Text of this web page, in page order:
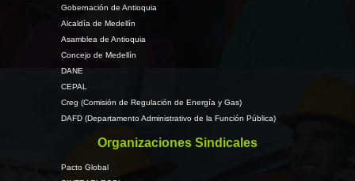
Gobernación de Antioquia
Alcaldía de Medellín
Asamblea de Antioquia
Concejo de Medellín
DANE
CEPAL
Creg (Comisión de Regulación de Energía y Gas)
DAFD (Departamento Administrativo de la Función Pública)
Organizaciones Sindicales
Pacto Global